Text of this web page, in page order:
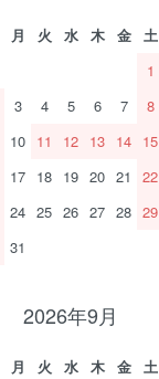
月 火 水 木 金
土
1
3 4 5 6 7
8
10 11 12 13 14 15
17 18 19 20 21
22
24 25 26 27 28 29
31
2026年9月
月 火 水 木 金
土